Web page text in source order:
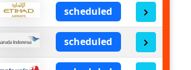
scheduled
scheduled